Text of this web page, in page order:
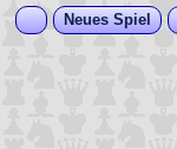
Neues Spiel